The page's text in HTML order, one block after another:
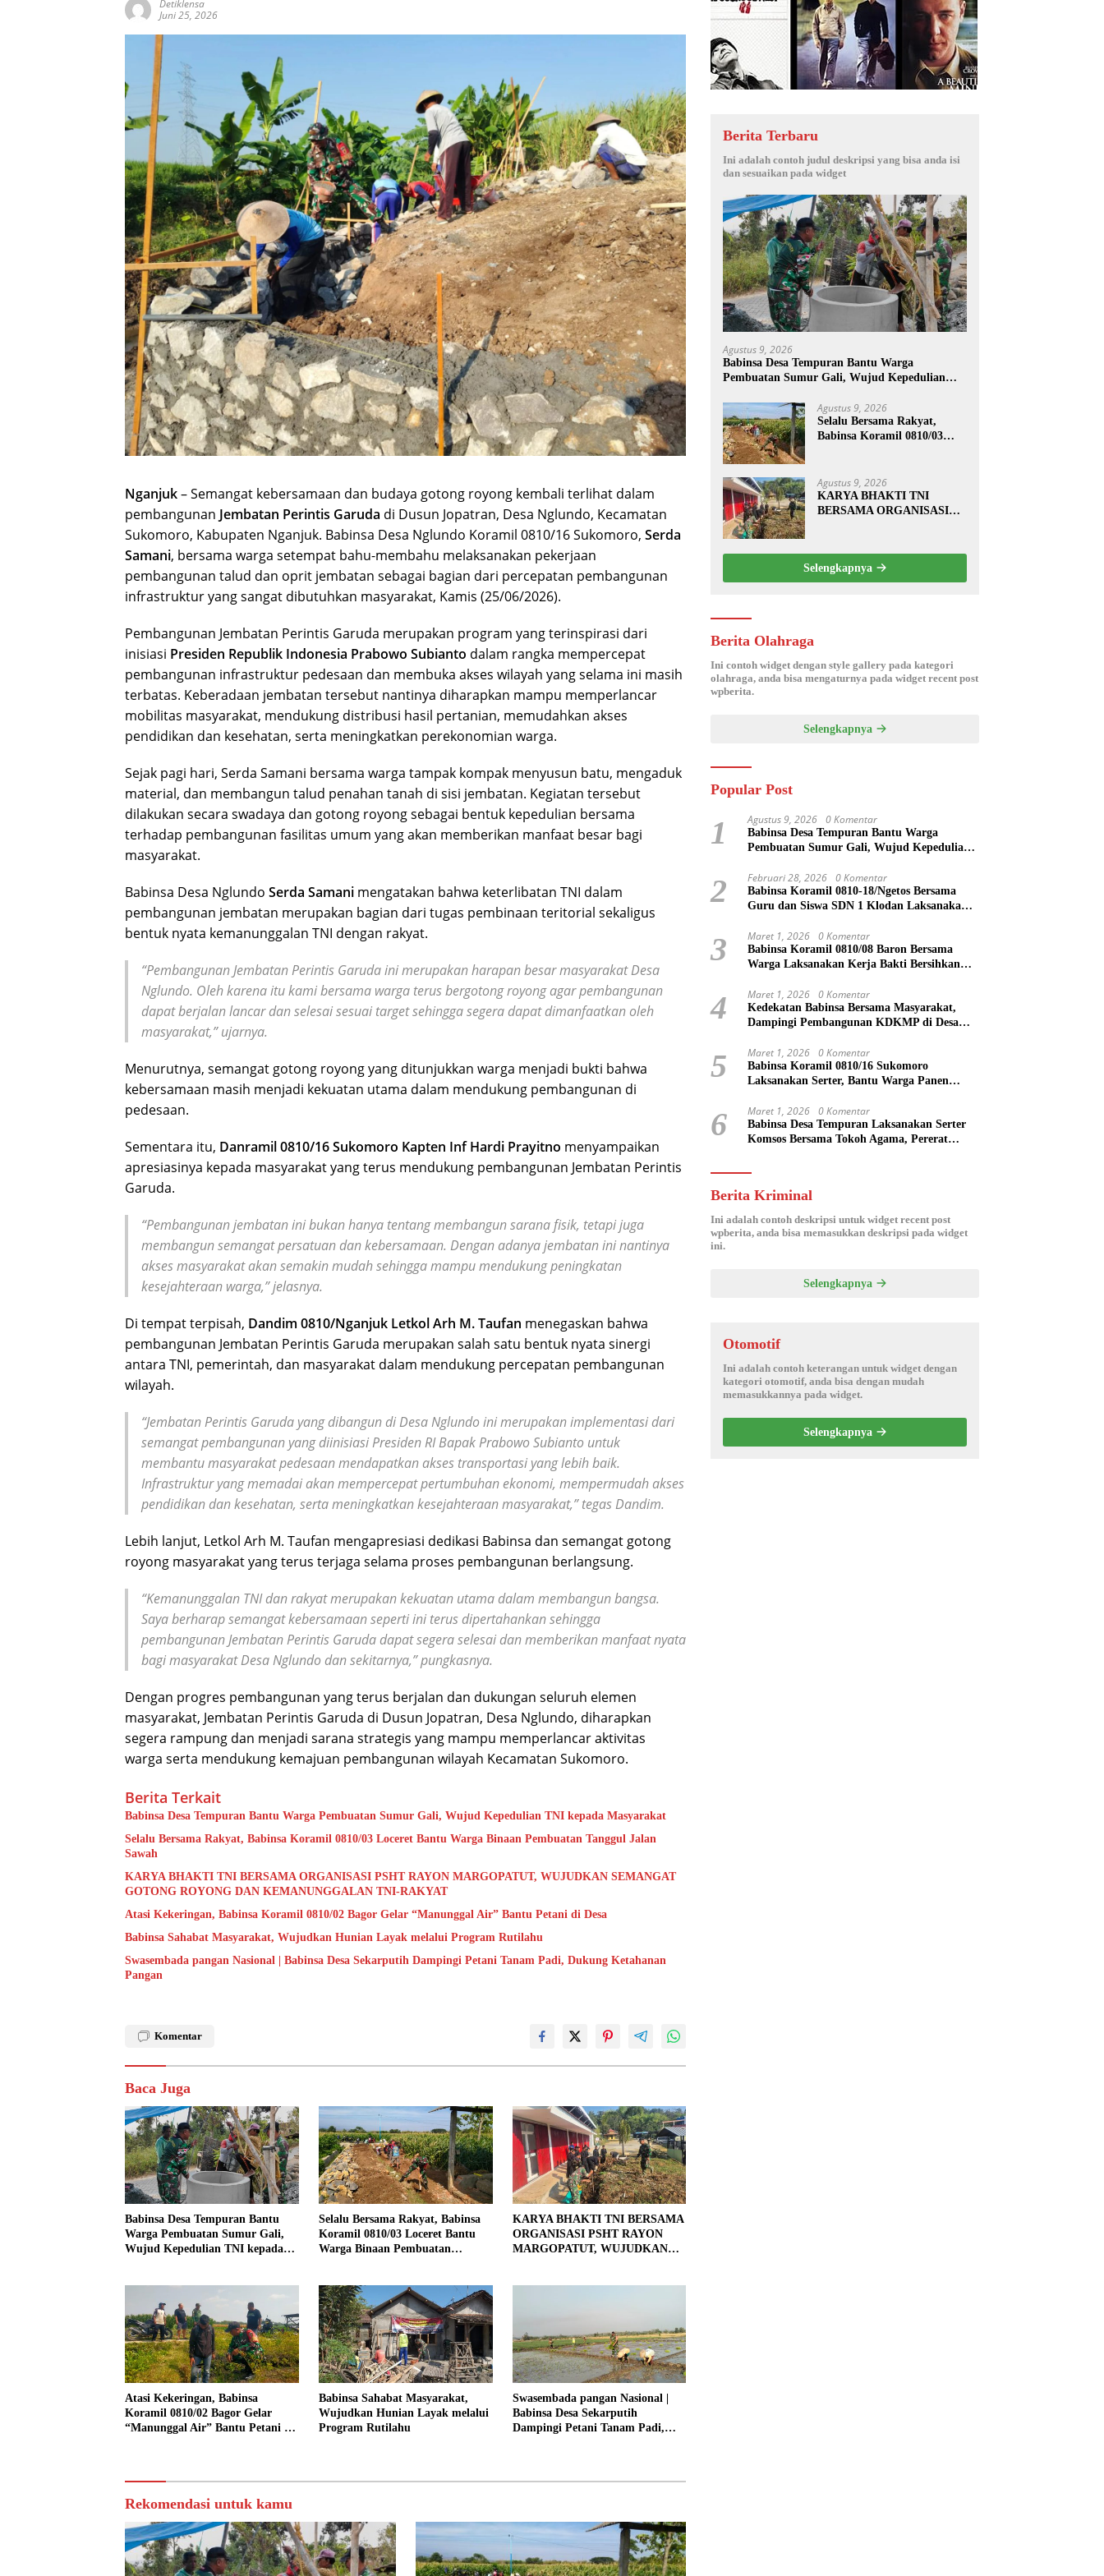
Detiklensa
Juni 25, 2026
Nganjuk– Semangat kebersamaan dan budaya gotong royong kembali terlihat dalam
pembangunan Jembatan Perintis Garuda di Dusun Jopatran, Desa Nglundo, Kecamatan
Sukomoro, Kabupaten Nganjuk. Babinsa Desa Nglundo Koramil 0810/16 Sukomoro, Serda
Samani, bersama warga setempat bahu-membahu melaksanakan pekerjaan
pembangunan talud dan oprit jembatan sebagai bagian dari percepatan pembangunan
infrastruktur yang sangat dibutuhkan masyarakat, Kamis (25/06/2026).
Pembangunan Jembatan Perintis Garuda merupakan program yang terinspirasi dari
inisiasi Presiden Republik Indonesia Prabowo Subianto dalam rangka mempercepat
pembangunan infrastruktur pedesaan dan membuka akses wilayah yang selama ini masih
terbatas. Keberadaan jembatan tersebut nantinya diharapkan mampu memperlancar
mobilitas masyarakat, mendukung distribusi hasil pertanian, memudahkan akses
pendidikan dan kesehatan, serta meningkatkan perekonomian warga.
Sejak pagi hari, Serda Samani bersama warga tampak kompak menyusun batu, mengaduk
material, dan membangun talud penahan tanah di sisi jembatan. Kegiatan tersebut
dilakukan secara swadaya dan gotong royong sebagai bentuk kepedulian bersama
terhadap pembangunan fasilitas umum yang akan memberikan manfaat besar bagi
masyarakat.
Babinsa Desa Nglundo Serda Samani mengatakan bahwa keterlibatan TNI dalam
pembangunan jembatan merupakan bagian dari tugas pembinaan teritorial sekaligus
bentuk nyata kemanunggalan TNI dengan rakyat.
“Pembangunan Jembatan Perintis Garuda ini merupakan harapan besar masyarakat Desa
Nglundo. Oleh karena itu kami bersama warga terus bergotong royong agar pembangunan
dapat berjalan lancar dan selesai sesuai target sehingga segera dapat dimanfaatkan oleh
masyarakat,” ujarnya.
Menurutnya, semangat gotong royong yang ditunjukkan warga menjadi bukti bahwa
kebersamaan masih menjadi kekuatan utama dalam mendukung pembangunan di
pedesaan.
Sementara itu, Danramil 0810/16 Sukomoro Kapten Inf Hardi Prayitno menyampaikan
apresiasinya kepada masyarakat yang terus mendukung pembangunan Jembatan Perintis
Garuda.
“Pembangunan jembatan ini bukan hanya tentang membangun sarana fisik, tetapi juga
membangun semangat persatuan dan kebersamaan. Dengan adanya jembatan ini nantinya
akses masyarakat akan semakin mudah sehingga mampu mendukung peningkatan
kesejahteraan warga,” jelasnya.
Di tempat terpisah, Dandim 0810/Nganjuk Letkol Arh M. Taufan menegaskan bahwa
pembangunan Jembatan Perintis Garuda merupakan salah satu bentuk nyata sinergi
antara TNI, pemerintah, dan masyarakat dalam mendukung percepatan pembangunan
wilayah.
“Jembatan Perintis Garuda yang dibangun di Desa Nglundo ini merupakan implementasi dari
semangat pembangunan yang diinisiasi Presiden RI Bapak Prabowo Subianto untuk
membantu masyarakat pedesaan mendapatkan akses transportasi yang lebih baik.
Infrastruktur yang memadai akan mempercepat pertumbuhan ekonomi, mempermudah akses
pendidikan dan kesehatan, serta meningkatkan kesejahteraan masyarakat,” tegas Dandim.
Lebih lanjut, Letkol Arh M. Taufan mengapresiasi dedikasi Babinsa dan semangat gotong
royong masyarakat yang terus terjaga selama proses pembangunan berlangsung.
“Kemanunggalan TNI dan rakyat merupakan kekuatan utama dalam membangun bangsa.
Saya berharap semangat kebersamaan seperti ini terus dipertahankan sehingga
pembangunan Jembatan Perintis Garuda dapat segera selesai dan memberikan manfaat nyata
bagi masyarakat Desa Nglundo dan sekitarnya,” pungkasnya.
Dengan progres pembangunan yang terus berjalan dan dukungan seluruh elemen
masyarakat, Jembatan Perintis Garuda di Dusun Jopatran, Desa Nglundo, diharapkan
segera rampung dan menjadi sarana strategis yang mampu memperlancar aktivitas
warga serta mendukung kemajuan pembangunan wilayah Kecamatan Sukomoro.
Berita Terkait
Babinsa Desa Tempuran Bantu Warga Pembuatan Sumur Gali, Wujud Kepedulian TNI kepada Masyarakat
Selalu Bersama Rakyat, Babinsa Koramil 0810/03 Loceret Bantu Warga Binaan Pembuatan Tanggul Jalan
Sawah
KARYA BHAKTI TNI BERSAMA ORGANISASI PSHT RAYON MARGOPATUT, WUJUDKAN SEMANGAT
GOTONG ROYONG DAN KEMANUNGGALAN TNI-RAKYAT
Atasi Kekeringan, Babinsa Koramil 0810/02 Bagor Gelar “Manunggal Air” Bantu Petani di Desa
Babinsa Sahabat Masyarakat, Wujudkan Hunian Layak melalui Program Rutilahu
Swasembada pangan Nasional | Babinsa Desa Sekarputih Dampingi Petani Tanam Padi, Dukung Ketahanan
Pangan
Komentar
Baca Juga
Babinsa Desa Tempuran Bantu
Warga Pembuatan Sumur Gali,
Wujud Kepedulian TNI kepada
Selalu Bersama Rakyat, Babinsa
Koramil 0810/03 Loceret Bantu
Warga Binaan Pembuatan
KARYA BHAKTI TNI BERSAMA
ORGANISASI PSHT RAYON
MARGOPATUT, WUJUDKAN
Atasi Kekeringan, Babinsa
Koramil 0810/02 Bagor Gelar
“Manunggal Air” Bantu Petani di
Babinsa Sahabat Masyarakat,
Wujudkan Hunian Layak melalui
Program Rutilahu
Swasembada pangan Nasional |
Babinsa Desa Sekarputih
Dampingi Petani Tanam Padi,
Rekomendasi untuk kamu
Berita Terbaru
Ini adalah contoh judul deskripsi yang bisa anda isi
dan sesuaikan pada widget
Agustus 9, 2026
Babinsa Desa Tempuran Bantu Warga
Pembuatan Sumur Gali, Wujud Kepedulian
Agustus 9, 2026
Selalu Bersama Rakyat,
Babinsa Koramil 0810/03
Sawah
Agustus 9, 2026
KARYA BHAKTI TNI
BERSAMA ORGANISASI
WUJUDKAN SEMANGAT
GOTONG ROYONG DAN
KEMANUNGGALAN TNI-
Selengkapnya
Berita Olahraga
Ini contoh widget dengan style gallery pada kategori
olahraga, anda bisa mengaturnya pada widget recent post
wpberita.
Selengkapnya
Popular Post
1 Agustus 9, 2026 0 Komentar
Babinsa Desa Tempuran Bantu Warga
Pembuatan Sumur Gali, Wujud Kepedulian
2 Februari 28, 2026 0 Komentar
Babinsa Koramil 0810-18/Ngetos Bersama
Guru dan Siswa SDN 1 Klodan Laksanakan
Polusi Udara
3 Maret 1, 2026 0 Komentar
Babinsa Koramil 0810/08 Baron Bersama
Warga Laksanakan Kerja Bakti Bersihkan
4 Maret 1, 2026 0 Komentar
Kedekatan Babinsa Bersama Masyarakat,
Dampingi Pembangunan KDKMP di Desa
5 Maret 1, 2026 0 Komentar
Babinsa Koramil 0810/16 Sukomoro
Laksanakan Serter, Bantu Warga Panen
6 Maret 1, 2026 0 Komentar
Babinsa Desa Tempuran Laksanakan Serter
Komsos Bersama Tokoh Agama, Pererat
Berita Kriminal
Ini adalah contoh deskripsi untuk widget recent post
wpberita, anda bisa memasukkan deskripsi pada widget
ini.
Selengkapnya
Otomotif
Ini adalah contoh keterangan untuk widget dengan
kategori otomotif, anda bisa dengan mudah
memasukkannya pada widget.
Selengkapnya